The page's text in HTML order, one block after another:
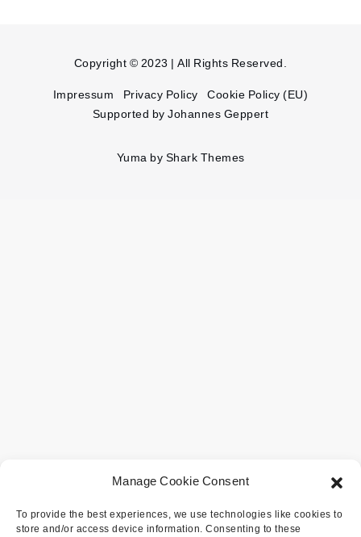
Manage Cookie Consent
To provide the best experiences, we use technologies like cookies to
store and/or access device information. Consenting to these
Copyright © 2023 | All Rights Reserved.
Impressum Privacy Policy
Cookie Policy (EU)
Supported by Johannes Geppert
Yuma by Shark Themes